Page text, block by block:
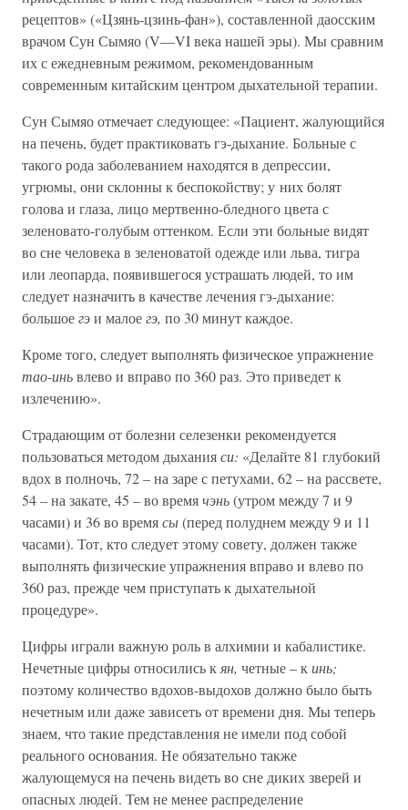
рецептов» («Цзянь-цзинь-фан»), составленной даосским
врачом Сун Сымяо (V—VI века нашей эры). Мы сравним
их с ежедневным режимом, рекомендованным
современным китайским центром дыхательной терапии.
Сун Сымяо отмечает следующее: «Пациент, жалующийся
на печень, будет практиковать гэ-дыхание. Больные с
такого рода заболеванием находятся в депрессии,
угрюмы, они склонны к беспокойству; у них болят
голова и глаза, лицо мертвенно-бледного цвета с
зеленовато-голубым оттенком. Если эти больные видят
во сне человека в зеленоватой одежде или льва, тигра
или леопарда, появившегося устрашать людей, то им
следует назначить в качестве лечения гэ-дыхание:
большоегэи малоегэ, по 30 минут каждое.
Кроме того, следует выполнять физическое упражнение
тао-иньвлево и вправо по 360 раз. Это приведет к
излечению».
Страдающим от болезни селезенки рекомендуется
пользоваться методом дыханияси: «Делайте 81 глубокий
вдох в полночь, 72 – на заре с петухами, 62 – на рассвете,
54 – на закате, 45 – во времячэнь(утром между 7 и 9
часами) и 36 во времясы(перед полуднем между 9 и 11
часами). Тот, кто следует этому совету, должен также
выполнять физические упражнения вправо и влево по
360 раз, прежде чем приступать к дыхательной
процедуре».
Цифры играли важную роль в алхимии и кабалистике.
Нечетные цифры относились кян, четные – кинь;
поэтому количество вдохов-выдохов должно было быть
нечетным или даже зависеть от времени дня. Мы теперь
знаем, что такие представления не имели под собой
реального основания. Не обязательно также
жалующемуся на печень видеть во сне диких зверей и
опасных людей. Тем не менее распределение